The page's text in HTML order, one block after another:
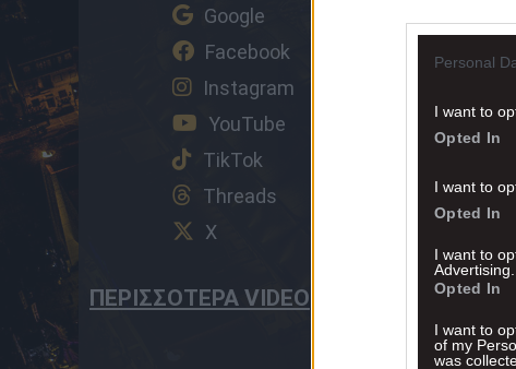
Personal
I want to
Opted In
I want to
Opted In
I want to
Advertising.
Opted In
I want to
of my
was
Google
Facebook
Instagram
YouTube
TikTok
Threads
X
ΠΕΡΙΣΣΟΤΕΡΑ VIDEO